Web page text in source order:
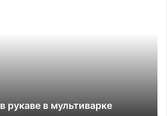
рукаве в мультиварке